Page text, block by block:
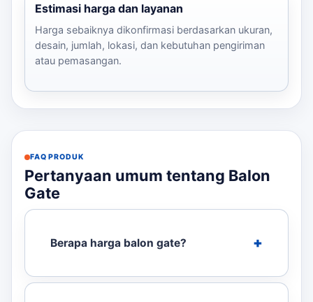
Estimasi harga dan layanan
Harga sebaiknya dikonfirmasi berdasarkan ukuran,
desain, jumlah, lokasi, dan kebutuhan pengiriman
atau pemasangan.
FAQ PRODUK
Pertanyaan umum tentang Balon
Gate
Berapa harga balon gate?